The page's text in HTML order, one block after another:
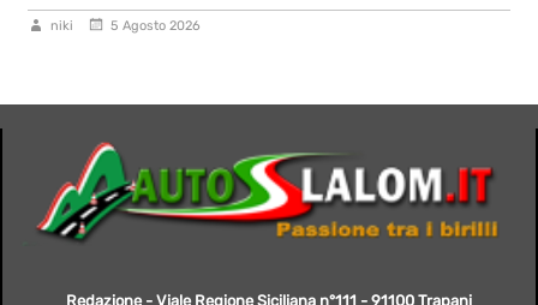
niki 5 Agosto 2026
Redazione - Viale Regione Siciliana n°111 - 91100 Trapani